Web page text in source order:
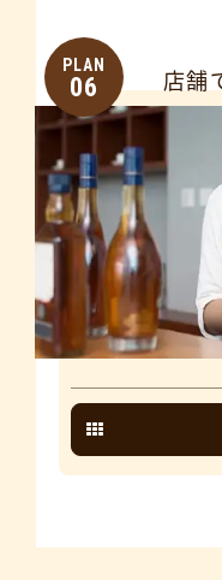
PLAN
06 店舗